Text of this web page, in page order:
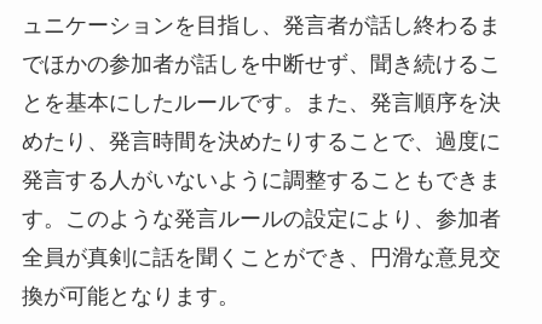
ュニケーションを目指し、発言者が話し終わるま
でほかの参加者が話しを中断せず、聞き続けるこ
とを基本にしたルールです。また、発言順序を決
めたり、発言時間を決めたりすることで、過度に
発言する人がいないように調整することもできま
す。このような発言ルールの設定により、参加者
全員が真剣に話を聞くことができ、円滑な意見交
換が可能となります。